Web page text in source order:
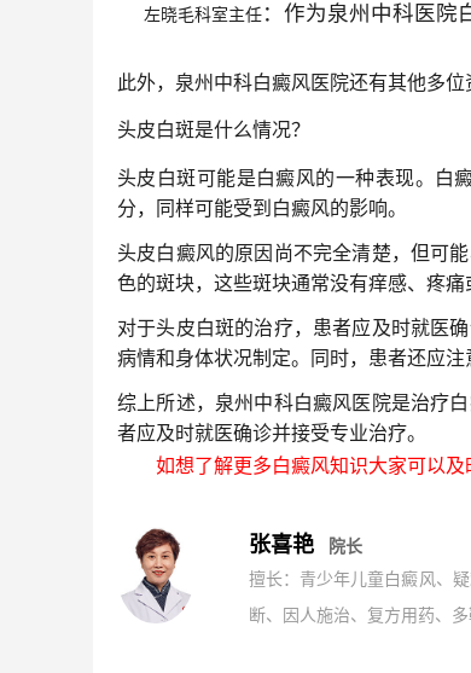
左晓毛科室主任：作为泉州中科医院
此外，泉州中科白癜风医院还有其他多
头皮白斑是什么情况？
头皮白斑可能是白癜风的一种表现。白
分，同样可能受到白癜风的影响。
头皮白癜风的原因尚不完全清楚，但可
色的斑块，这些斑块通常没有痒感、疼
对于头皮白斑的治疗，患者应及时就医
病情和身体状况制定。同时，患者还应
综上所述，泉州中科白癜风医院是治疗
者应及时就医确诊并接受专业治疗。
如想了解更多白癜风知识大家可以及
张喜艳
院长
擅长：青少年儿童白癜风、
断、因人施治、复方用药、